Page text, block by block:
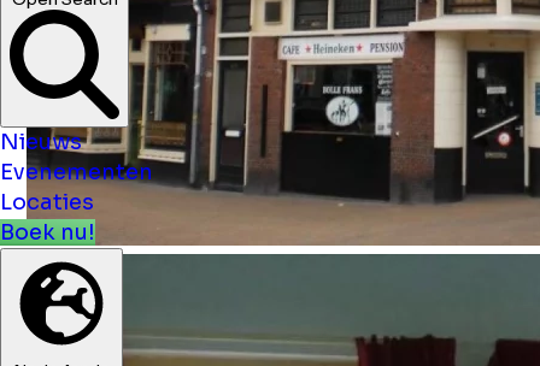
Evenementen
Locaties
Boek nu!
Nederlands